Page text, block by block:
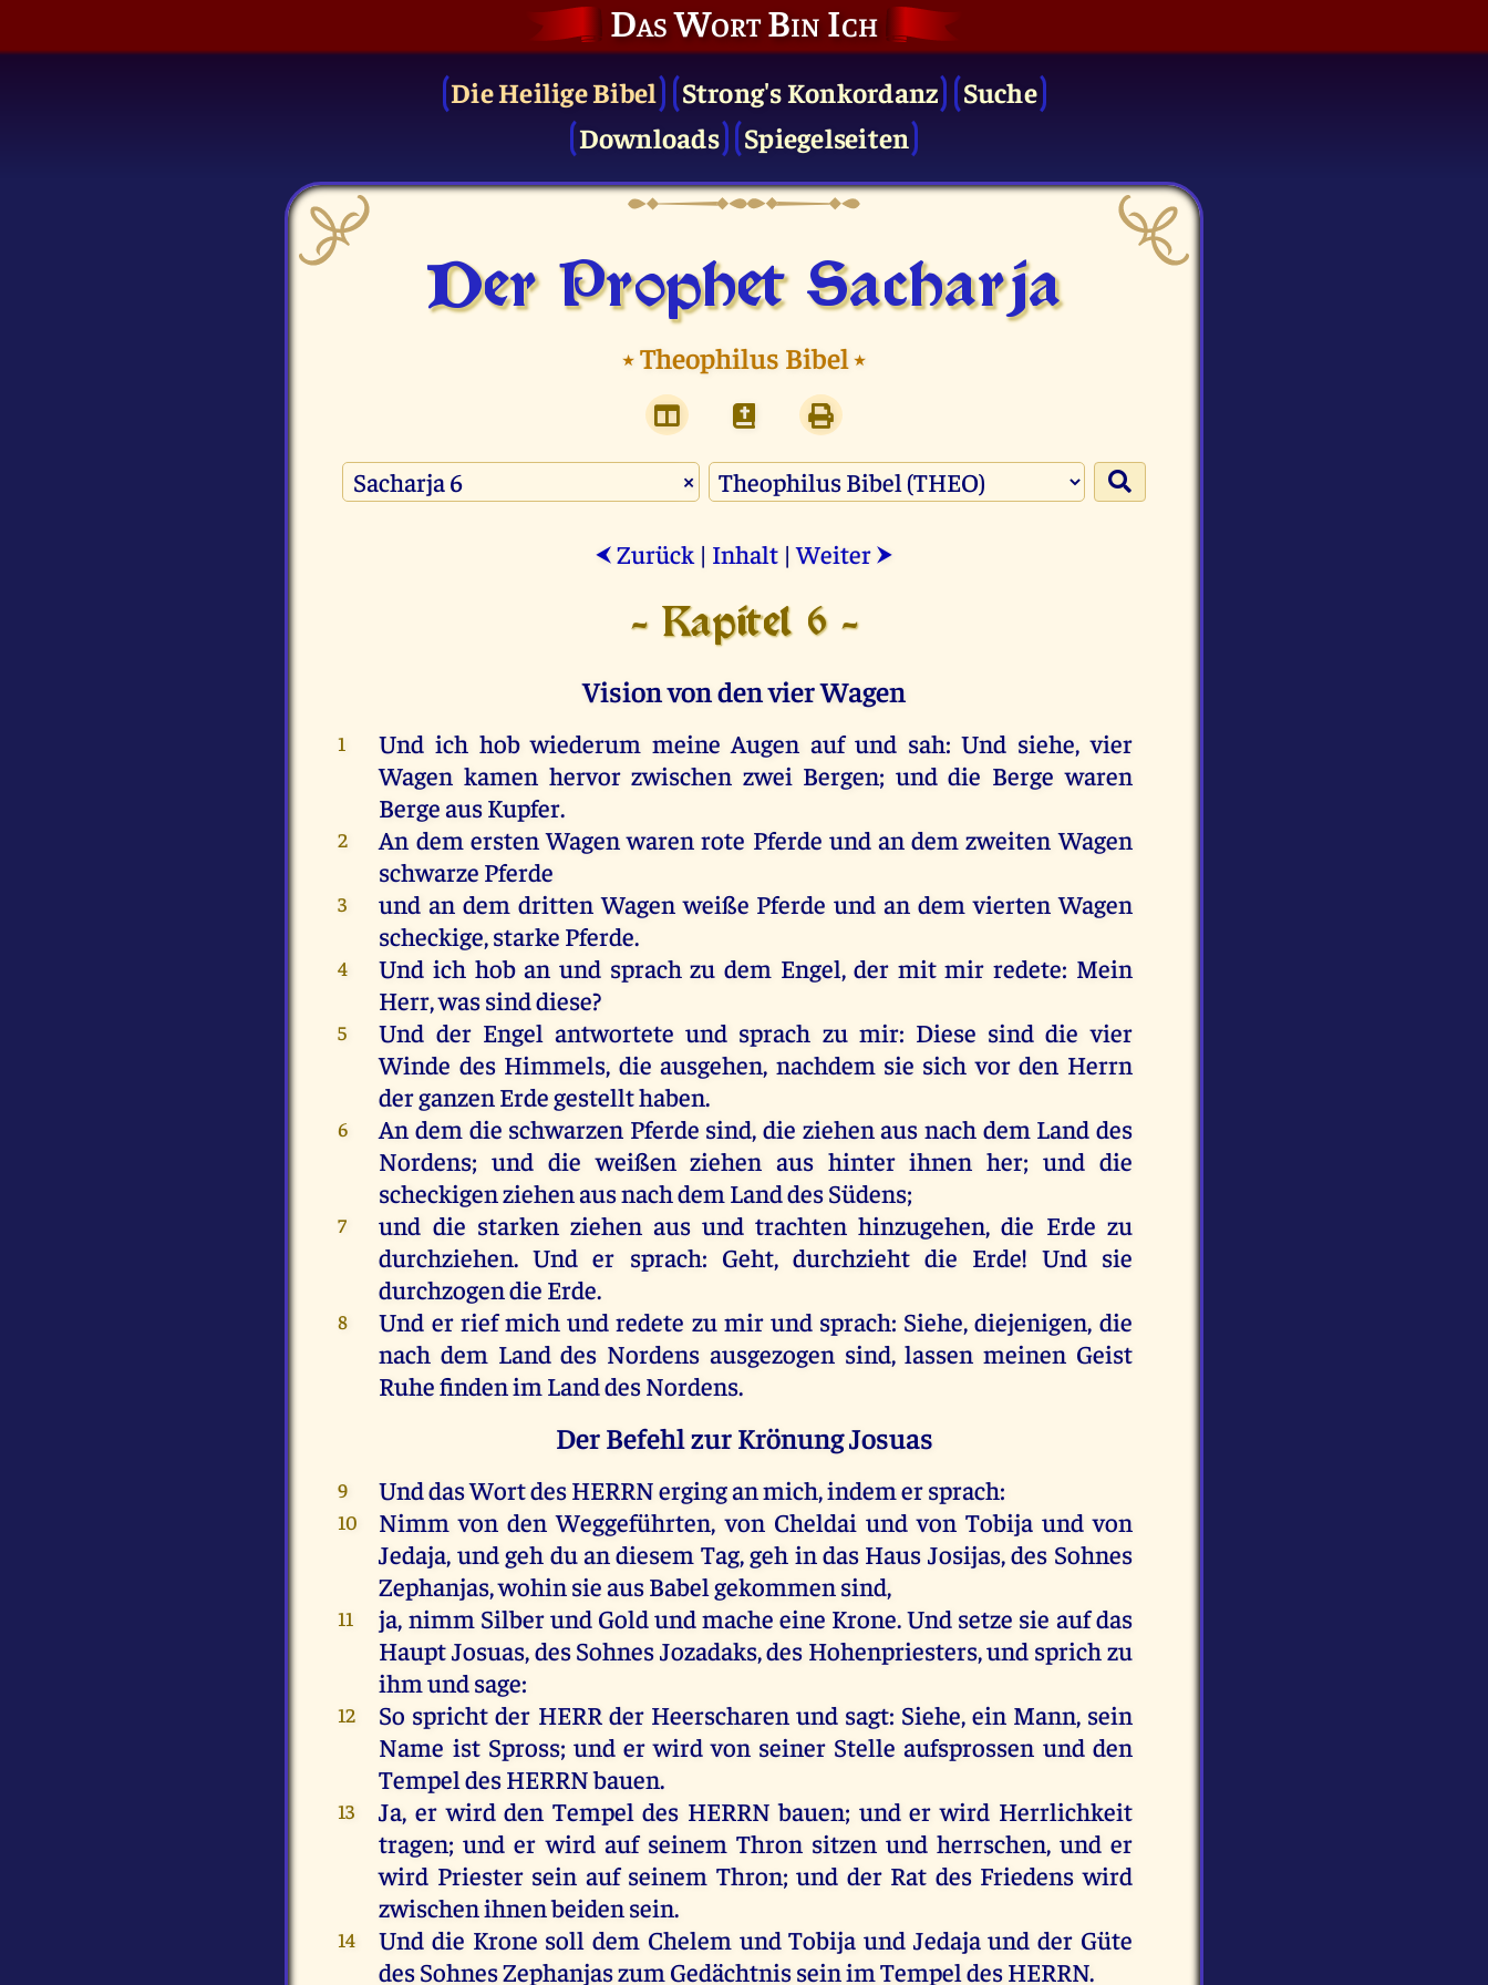
Das Wort Bin Ich
Die Heilige Bibel Strong's Konkordanz
Suche
Downloads
Spiegelseiten
Der Prophet Sacharja
⭑Theophilus Bibel⭑
×
⮜ Zurück | Inhalt |Weiter ⮞
- Kapitel 6 -
Vision von den vier Wagen
1 Und ich hob wiederum meine Augen auf und sah:Und siehe,vier
Wagen kamen hervor zwischen zwei Bergen; und die Berge waren
BergeausKupfer.
2 An dem ersten Wagen waren rote Pferde und an dem zweiten Wagen
schwarze Pferde
3 und an dem dritten Wagen weiße Pferde und an dem vierten Wagen
scheckige,starke Pferde.
4 Und ich hob an und sprach zu dem Engel,der mit mir redete: Mein
Herr,wassinddiese?
5 Und der Engel antwortete und sprach zu mir: Diese sind die vier
Winde des Himmels, die ausgehen, nachdem sie sich vor den Herrn
derganzen Erdegestellthaben.
6 An dem die schwarzen Pferde sind,die ziehen aus nach dem Land des
Nordens;und die weißen ziehen aus hinter ihnen her; und die
scheckigenziehenausnachdem LanddesSüdens;
7 und die starken ziehen aus und trachten hinzugehen,die Erde zu
durchziehen.Und er sprach: Geht, durchzieht die Erde! Und sie
durchzogendie Erde.
8 Und er rief mich und redete zu mir und sprach: Siehe, diejenigen, die
nach dem Land des Nordens ausgezogen sind,lassen meinen Geist
Ruhefindenim LanddesNordens.
Der Befehl zur Krönung Josuas
9 UnddasWortdesHERRNerginganmich,indem ersprach:
10 Nimm von den Weggeführten,von Cheldai und von Tobija und von
Jedaja, und geh du an diesem Tag,geh in das Haus Josijas,des Sohnes
Zephanjas,wohin sieausBabel gekommen sind,
11 ja, nimm Silberund Gold und mache eine Krone.Und setze sie aufdas
HauptJosuas,desSohnesJozadaks,des Hohenpriesters,und sprich zu
ihm und sage:
12 So spricht der HERR der Heerscharen und sagt: Siehe, ein Mann, sein
Name istSpross; und er wird von seiner Stelle aufsprossen und den
Tempel desHERRNbauen.
13 Ja, er wird den Tempel des HERRN bauen; und er wird Herrlichkeit
tragen;und er wird auf seinem Thron sitzen und herrschen, und er
wird Priester sein auf seinem Thron;und der Rat des Friedens wird
zwischenihnenbeiden sein.
14 Und die Krone soll dem Chelem und Tobija und Jedaja und der Güte
desSohnesZephanjaszum Gedächtnisseinim Tempel desHERRN.